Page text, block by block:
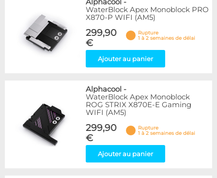
Alphacool -
WaterBlock Apex Monoblock PRO
X870-P WIFI (AM5)
299,90
€
Rupture
1 à 2 semaines de délai
Ajouter au panier
Alphacool -
WaterBlock Apex Monoblock
ROG STRIX X870E-E Gaming
WIFI (AM5)
299,90
€
Rupture
1 à 2 semaines de délai
Ajouter au panier